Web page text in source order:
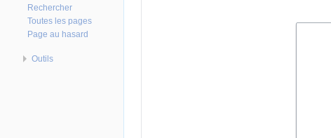
Rechercher
Toutes les pages
Page au hasard
Outils